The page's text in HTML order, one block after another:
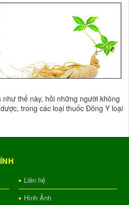
thế này, hỏi những người không
trong các loại thuốc Đông Y loại
Liên hệ
Hình Ảnh